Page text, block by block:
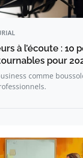
à l’écoute : 10
pour
comme